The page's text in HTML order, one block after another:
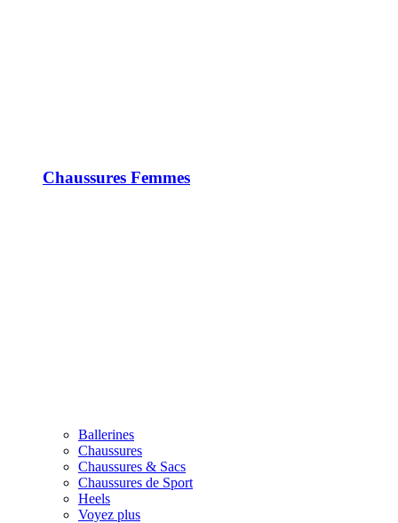
Chaussures Femmes
Ballerines
Chaussures
Chaussures & Sacs
Chaussures de Sport
Heels
Voyez plus